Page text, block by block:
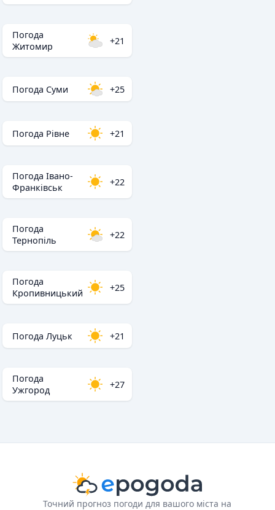
Погода
Житомир
+21
Погода Суми +25
Погода Рівне +21
Погода Івано-
Франківськ
+22
Погода
Тернопіль
+22
Погода
Кропивницький
+25
Погода Луцьк +21
Погода
Ужгород
+27
Точний прогноз погоди для вашого міста на